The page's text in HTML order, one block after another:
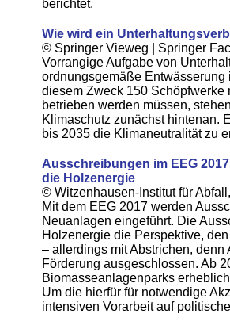
berichtet.
Wie wird ein
© Springer Vieweg | Springer
Vorrangige Aufgabe von
ordnungsgemäße
diesem Zweck 150 Schöpfwerke
betrieben werden müssen,
Klimaschutz zunächst hintenan.
bis 2035 die Klimaneutralität zu
Ausschreibungen im EEG
die Holzenergie
© Witzenhausen-Institut für
Mit dem EEG 2017 werden
Neuanlagen eingeführt. Die
Holzenergie die Perspektive,
– allerdings mit Abstrichen,
Förderung ausgeschlossen. Ab
Biomasseanlagenparks
Um die hierfür für notwendige
intensiven Vorarbeit auf